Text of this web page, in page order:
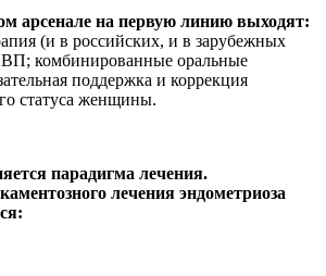
арсенале на первую линию выходят:
(и в российских, и в зарубежных
комбинированные оральные
поддержка и коррекция
статуса женщины.
парадигма лечения.
лечения эндометриоза